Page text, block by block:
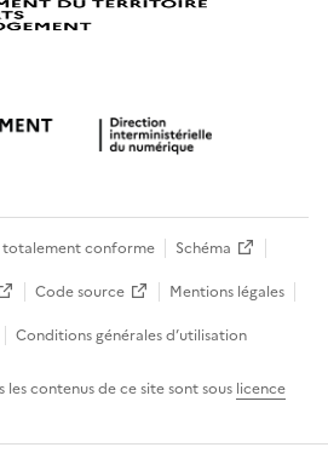
totalement conforme
Schéma
Code source
Mentions légales
Conditions générales d’utilisation
contenus de ce site sont sous licence